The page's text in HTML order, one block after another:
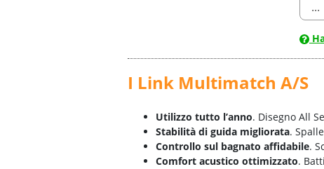
I Link Multimatch A/S
Utilizzo tutto l’anno. Disegno All
Stabilità di guida migliorata.
Controllo sul bagnato affidabile.
Comfort acustico ottimizzato.